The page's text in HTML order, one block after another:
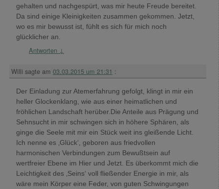
gehalten und nachgespürt, was mir heute Freude bereitet.
Da sind einige Kleinigkeiten zusammen gekommen. Jetzt,
wo es mir bewusst ist, fühlt es sich für mich noch
glücklicher an.
Antworten ↓
Willi sagte am 03.03.2015 um 21:31 :
Der Einladung zur Atemerfahrung gefolgt, klingt in mir ein
heller Glockenklang, wie aus einer heimatlichen und
fröhlichen Landschaft herüber.Die Anteile aus Prägung und
Sehnsucht in mir schwingen sich in höhere Sphären, als
ginge die Seele mit mir ein Stück weit ins gleißende Licht.
Ich nenne es ‚Glück‘, geboren aus friedvollen
harmonischen Verbindungen zum Bewußtsein auf
wertfreier Ebene im Hier und Jetzt. Es überkommt mich die
Leichtigkeit des ‚Seins‘ voll fließender Energie in mir, als
wäre mein Körper eine Feder, von guten Schwingungen